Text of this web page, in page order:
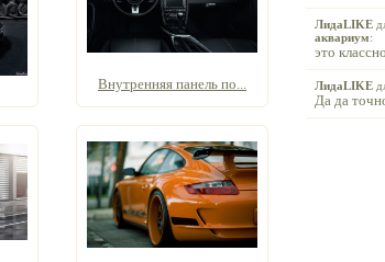
Внутренняя панель по...
ЛидаLIKE
аквариум:
это
ЛидаLIKE
Да да